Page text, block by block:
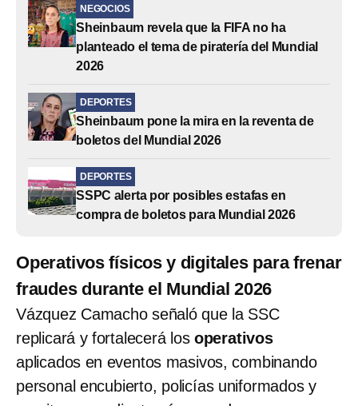
NEGOCIOS
Sheinbaum revela que la FIFA no ha
planteado el tema de piratería del Mundial
2026
DEPORTES
Sheinbaum pone la mira en la reventa de
boletos del Mundial 2026
DEPORTES
SSPC alerta por posibles estafas en
compra de boletos para Mundial 2026
Operativos físicos y digitales para frenar
fraudes durante el Mundial 2026
Vázquez Camacho señaló que la SSC
replicará y fortalecerá los operativos
aplicados en eventos masivos, combinando
personal encubierto, policías uniformados y